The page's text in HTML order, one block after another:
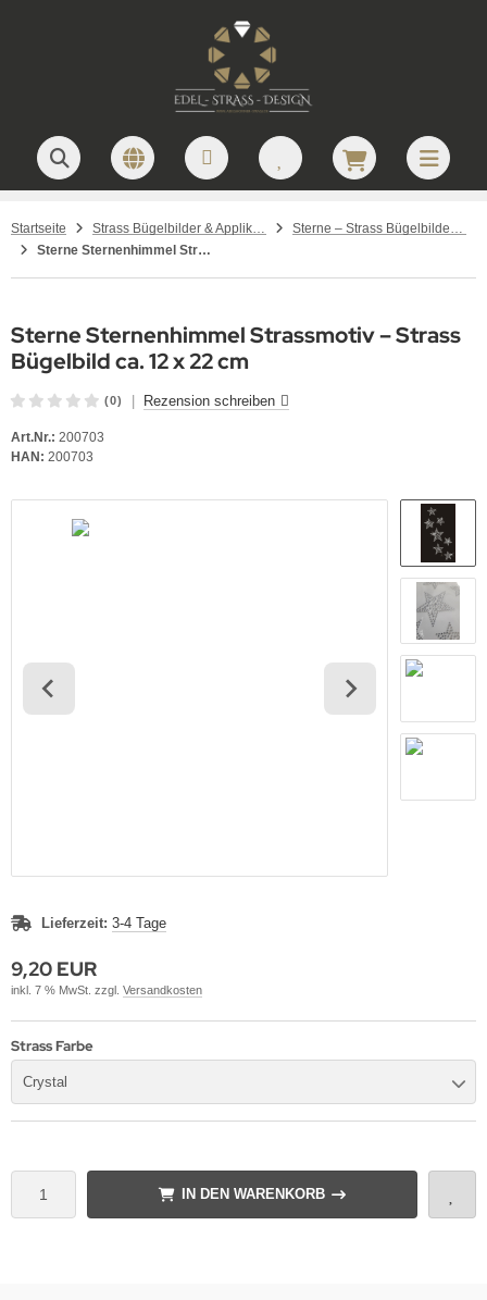
Startseite Strass Bügelbilder & Applikationen zum Aufbügeln
Sterne – Strass Bügelbilder und Motive
Sterne Sternenhimmel Strass Bügelbild Hotfix Applikation 200703
Sterne Sternenhimmel Strassmotiv – Strass
Bügelbild ca. 12 x 22 cm
(0) Rezension schreiben
Art.Nr.: 200703
HAN: 200703
Lieferzeit: 3-4 Tage
9,20 EUR
inkl. 7 % MwSt. zzgl. Versandkosten
Strass Farbe
Crystal
IN DEN WARENKORB